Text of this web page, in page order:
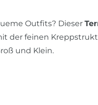
Outfits? Dieser
der feinen
und Klein.